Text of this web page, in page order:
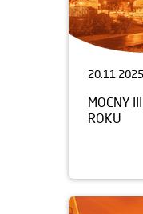
20.11.2025
MOCNY
ROKU